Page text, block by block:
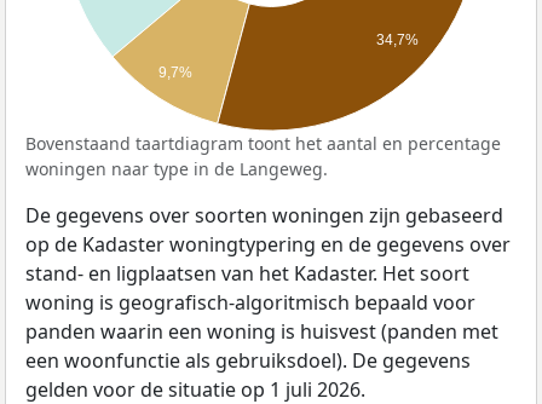
9,7%
34,7%
Bovenstaand taartdiagram toont het aantal en percentage
woningen naar type in de Langeweg.
De gegevens over soorten woningen zijn gebaseerd
op de Kadaster woningtypering en de gegevens over
stand- en ligplaatsen van het Kadaster. Het soort
woning is geografisch-algoritmisch bepaald voor
panden waarin een woning is huisvest (panden met
een woonfunctie als gebruiksdoel). De gegevens
gelden voor de situatie op 1 juli 2026.